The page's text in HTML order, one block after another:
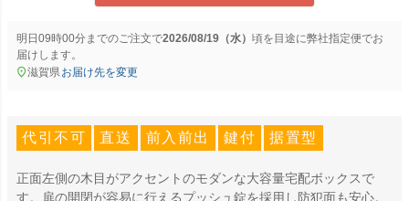
明日 09時00分までのご注文で2026/08/19（水） に弊社指定便でお
届けします。
滋賀県お届け先を変更
代引不可 直送 前入前出 鍵付 据置型
正面左側の木目がアクセントのモダンな大容量宅配ボックスで
す。扉の開閉が容易に行えるプッシュ錠を採用し防犯面も安心。